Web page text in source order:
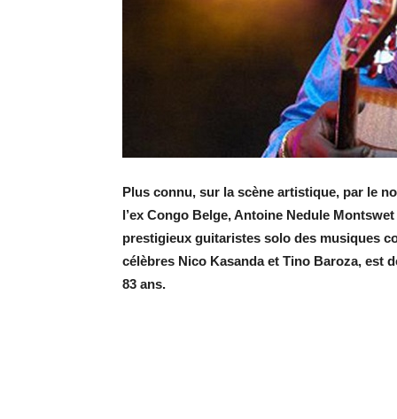
Plus connu, sur la scène artistique, par le
l’ex Congo Belge, Antoine Nedule
prestigieux guitaristes solo des musiques
célèbres Nico Kasanda et Tino Baroza, est
83 ans.